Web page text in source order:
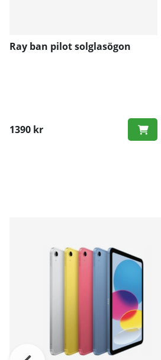
Ray ban pilot solglasögon
1390 kr